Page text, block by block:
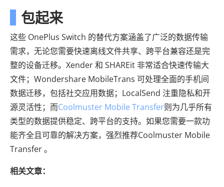
包起来
这些 OnePlus Switch 的替代方案涵盖了广泛的数据传输
需求，无论您需要快速离线文件共享、跨平台兼容还是完
整的设备迁移。Xender 和 SHAREit 非常适合快速传输大
文件；Wondershare MobileTrans 可处理全面的手机间
数据迁移，包括社交应用数据；LocalSend 注重隐私和开
源灵活性；而Coolmuster Mobile Transfer则为几乎所有
类型的数据提供稳定、跨平台的支持。如果您需要一款功
能齐全且可靠的解决方案，强烈推荐Coolmuster Mobile
Transfer 。
相关文章：